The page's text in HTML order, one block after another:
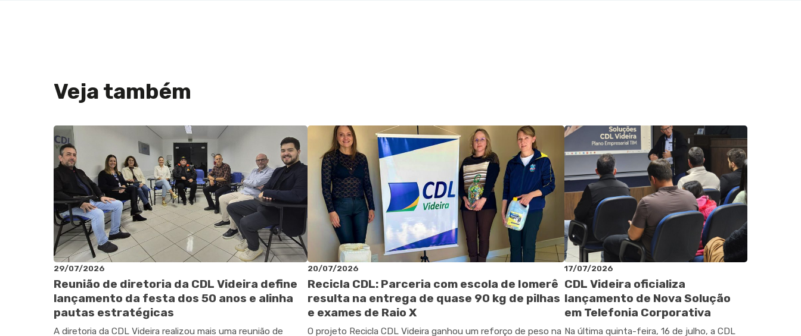
Veja também
29/07/2026
Reunião de diretoria da CDL Videira define
lançamento da festa dos 50 anos e alinha
pautas estratégicas
A diretoria da CDL Videira realizou mais uma reunião de
20/07/2026
Recicla CDL: Parceria com escola de Iomerê
resulta na entrega de quase 90 kg de pilhas
e exames de Raio X
O projeto Recicla CDL Videira ganhou um reforço de peso na
17/07/2026
CDL Videira oficializa
lançamento de Nova Solução
em Telefonia Corporativa
Na última quinta-feira, 16 de julho, a CDL